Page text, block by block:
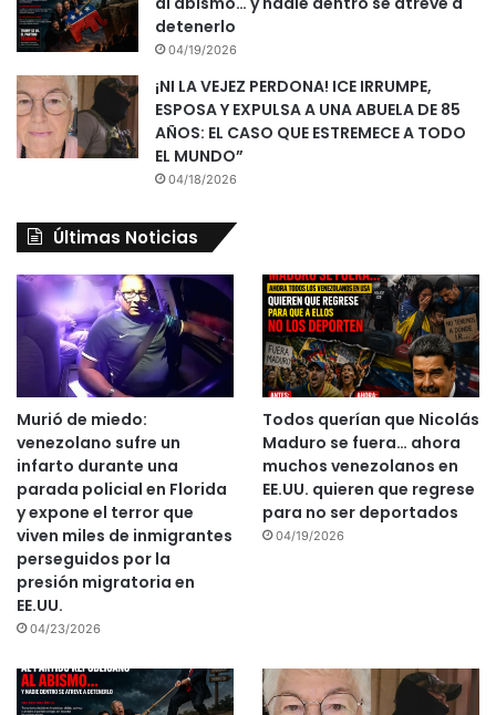
detenerlo
04/19/2026
¡NI LA VEJEZ PERDONA! ICE IRRUMPE,
ESPOSA Y EXPULSA A UNA ABUELA DE 85
AÑOS: EL CASO QUE ESTREMECE A TODO
EL MUNDO”
04/18/2026
Últimas Noticias
Murió de miedo:
venezolano sufre un
infarto durante una
parada policial en Florida
y expone el terror que
viven miles de inmigrantes
perseguidos por la
presión migratoria en
EE.UU.
04/23/2026
Todos querían que Nicolás
Maduro se fuera… ahora
muchos venezolanos en
EE.UU. quieren que regrese
para no ser deportados
04/19/2026